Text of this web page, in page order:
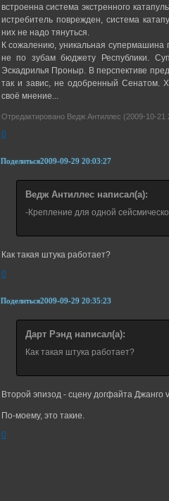
встроенна система экстренного
истребитель поврежден, система
них не надо тянуться.
К сожалению, уникальная супермашина
не по зубам бюджету Республики.
Эскадрилья Проныр. В перспективе
так и завис, не одобренный Сенатом.
своё мнение...
Отредактировано Ведж Антиллес (2009-10-21
0
Поделиться2009-09-29 20:03:27
Ведж Антиллес написал(а):
-Крепление для одной
Как такая штука работает?
0
Поделиться2009-09-29 20:35:23
Дарт Рэнд написал(а):
Как такая штука работает?
Второй эпизод - сцену догфайта
По-моему, это такие.
0